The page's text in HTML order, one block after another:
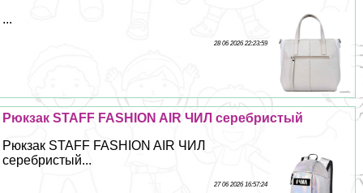
...
28 06 2026 22:23:59
Рюкзак STAFF FASHION AIR ЧИЛ серебристый
Рюкзак STAFF FASHION AIR ЧИЛ
серебристый...
27 06 2026 16:57:24